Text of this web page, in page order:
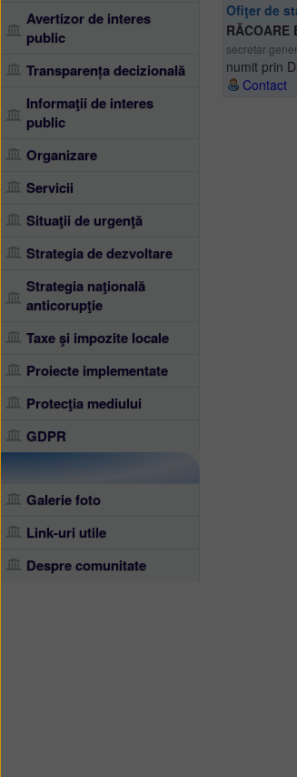
Avertizor de interes
public
Transparența decizională
Informaţii de interes
public
Organizare
Servicii
Situaţii de urgenţă
Strategia de dezvoltare
Strategia naţională
anticorupţie
Taxe şi impozite locale
Proiecte implementate
Protecţia mediului
GDPR
Galerie foto
Link-uri utile
Despre comunitate
Ofiţer de
RĂCOARE
secretar
numit prin
Contact